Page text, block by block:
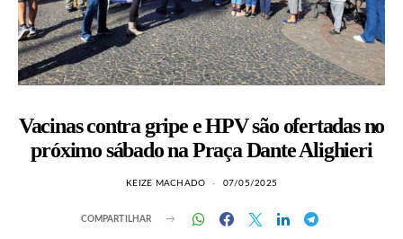
Vacinas contra gripe e HPV são ofertadas no
próximo sábado na Praça Dante Alighieri
KEIZE MACHADO 07/05/2025
COMPARTILHAR